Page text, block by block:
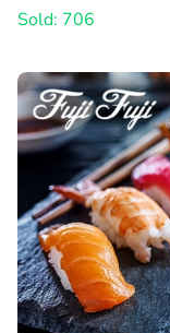
Sold: 706